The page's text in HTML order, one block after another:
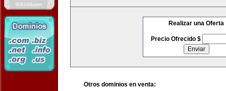
Realizar una Oferta
Precio Ofrecido $
Otros dominios en venta: